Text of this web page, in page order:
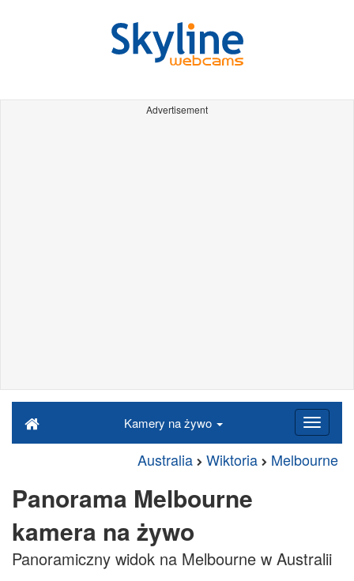
Advertisement
Kamery na żywo
Australia Wiktoria Melbourne
Panorama Melbourne
kamera na żywo
Panoramiczny widok na Melbourne w Australii